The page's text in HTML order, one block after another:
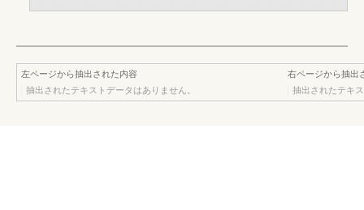
左ページから抽出された内容
抽出されたテキストデータはありません。
右ページから抽出
抽出されたテキ